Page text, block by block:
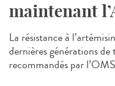
maintenant
La résistance à
dernières générations
recommandés par